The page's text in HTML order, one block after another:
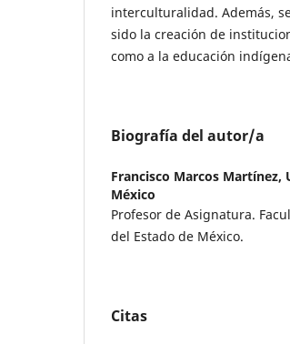
interculturalidad. Además,
sido la creación de
como a la educación
Biografía del autor/a
Francisco Marcos Martínez,
México
Profesor de Asignatura.
del Estado de México.
Citas